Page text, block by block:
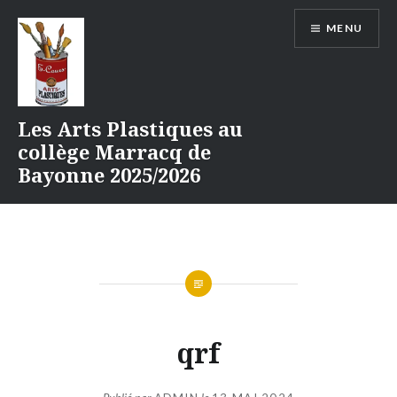
contenu
Les Arts Plastiques au
collège Marracq de
Bayonne 2025/2026
MENU
qrf